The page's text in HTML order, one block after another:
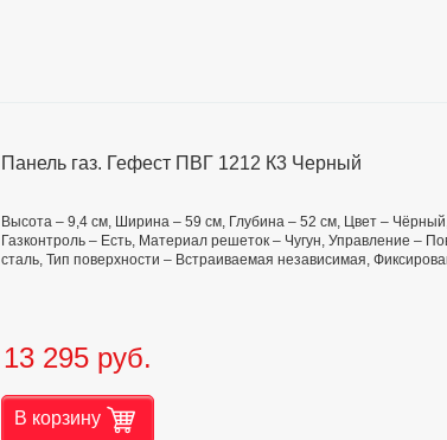
Панель газ. Гефест ПВГ 1212 К3 Черный
Высота – 9,4 см, Ширина – 59 см, Глубина – 52 см, Цвет –
Газконтроль – Есть, Материал решеток – Чугун, Управление –
сталь, Тип поверхности – Встраиваемая независимая,
13 295 руб.
В корзину